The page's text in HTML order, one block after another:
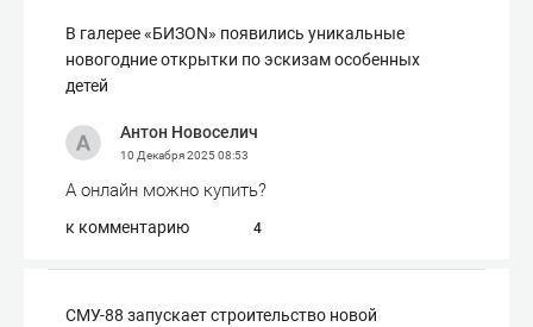
В галерее «БИЗОN» появились уникальные
новогодние открытки по эскизам особенных
детей
Антон Новоселич
10 Декабря 202508:53
А онлайн можно купить?
к комментарию 4
СМУ-88 запускает строительство новой